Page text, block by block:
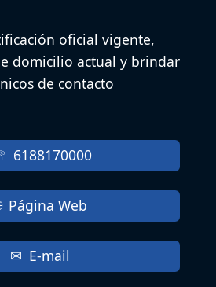
oficial vigente,
domicilio actual y brindar
de contacto
6188170000
Página Web
E-mail